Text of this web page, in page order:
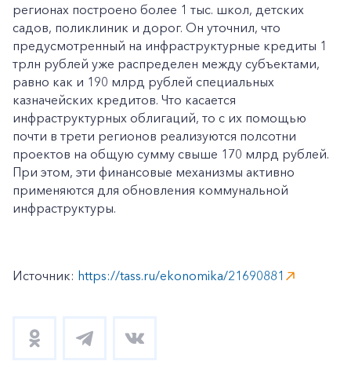
регионах построено более 1 тыс. школ, детских
садов, поликлиник и дорог. Он уточнил, что
предусмотренный на инфраструктурные кредиты 1
трлн рублей уже распределен между субъектами,
равно как и 190 млрд рублей специальных
казначейских кредитов. Что касается
инфраструктурных облигаций, то с их помощью
почти в трети регионов реализуются полсотни
проектов на общую сумму свыше 170 млрд рублей.
При этом, эти финансовые механизмы активно
применяются для обновления коммунальной
инфраструктуры.
Источник: https://tass.ru/ekonomika/21690881